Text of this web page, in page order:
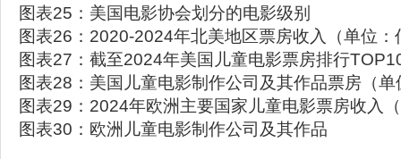
图表25：美国电影协会划分的电影级别
图表26：2020-2024年北美地区票房收入（单位：
图表27：截至2024年美国儿童电影票房排行
图表28：美国儿童电影制作公司及其作品票房（
图表29：2024年欧洲主要国家儿童电影票房收入
图表30：欧洲儿童电影制作公司及其作品